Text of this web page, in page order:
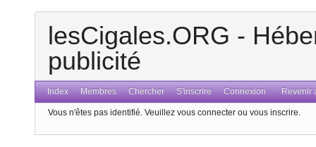
lesCigales.ORG -
publicité
Index Membres Chercher S'inscrire Connexion Revenir
Vous n'êtes pas identifié. Veuillez vous connecter ou vous inscrire.